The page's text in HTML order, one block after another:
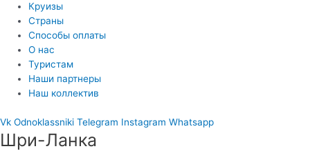
Круизы
Страны
Способы оплаты
О нас
Туристам
Наши партнеры
Наш коллектив
Vk Odnoklassniki Telegram Instagram Whatsapp
Шри-Ланка